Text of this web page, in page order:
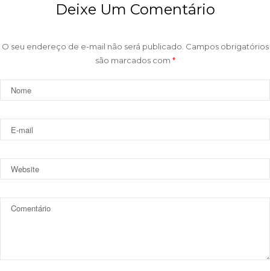
Deixe Um Comentário
O seu endereço de e-mail não será publicado. Campos obrigatórios
são marcados com *